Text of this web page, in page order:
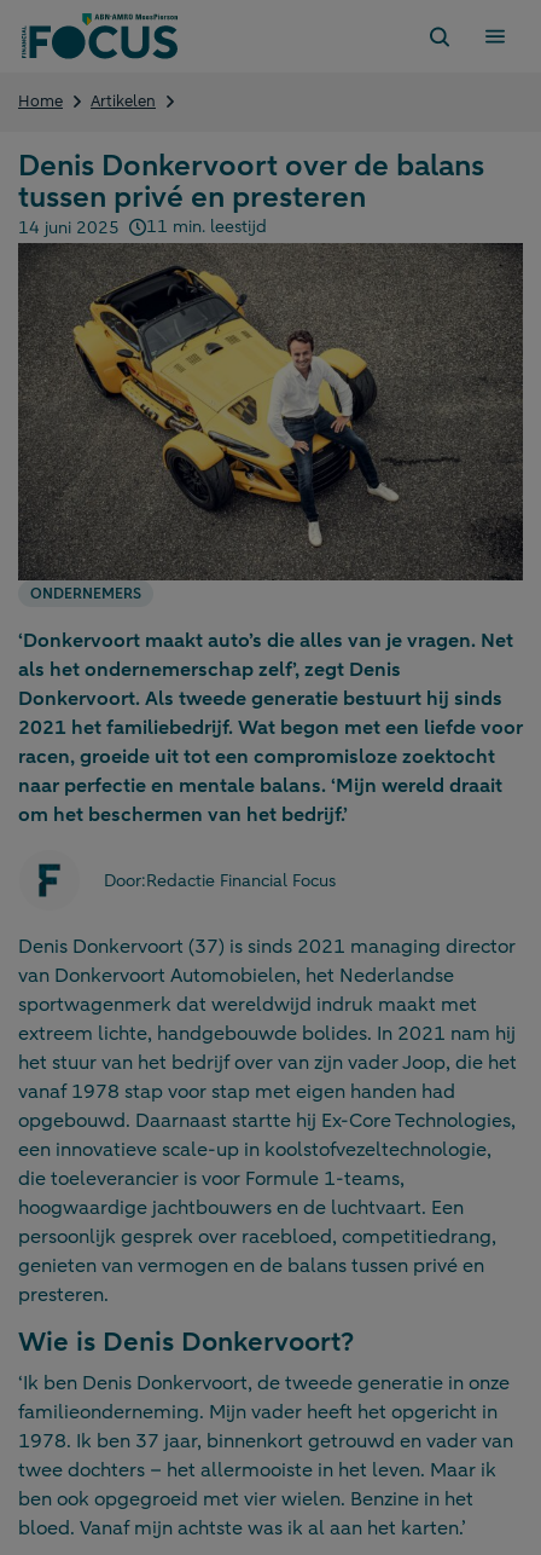
naar
Home Artikelen
de
balans
tussen
privé
en
presteren
Denis Donkervoort over de balans
tussen privé en presteren
Gepubliceerd op:
14 juni 2025 11 min. leestijd
ONDERNEMERS
‘Donkervoort maakt auto’s die alles van je vragen. Net
als het ondernemerschap zelf’, zegt Denis
Donkervoort. Als tweede generatie bestuurt hij sinds
2021 het familiebedrijf. Wat begon met een liefde voor
racen, groeide uit tot een compromisloze zoektocht
naar perfectie en mentale balans. ‘Mijn wereld draait
om het beschermen van het bedrijf.’
Door:Redactie Financial Focus
Denis Donkervoort (37) is sinds 2021 managing director
van Donkervoort Automobielen, het Nederlandse
sportwagenmerk dat wereldwijd indruk maakt met
extreem lichte, handgebouwde bolides. In 2021 nam hij
het stuur van het bedrijf over van zijn vader Joop, die het
vanaf 1978 stap voor stap met eigen handen had
opgebouwd. Daarnaast startte hij Ex-Core Technologies,
een innovatieve scale-up in koolstofvezeltechnologie,
die toeleverancier is voor Formule 1-teams,
hoogwaardige jachtbouwers en de luchtvaart. Een
persoonlijk gesprek over racebloed, competitiedrang,
genieten van vermogen en de balans tussen privé en
presteren.
Wie is Denis Donkervoort?
‘Ik ben Denis Donkervoort, de tweede generatie in onze
familieonderneming. Mijn vader heeft het opgericht in
1978. Ik ben 37 jaar, binnenkort getrouwd en vader van
twee dochters – het allermooiste in het leven. Maar ik
ben ook opgegroeid met vier wielen. Benzine in het
bloed. Vanaf mijn achtste was ik al aan het karten.’